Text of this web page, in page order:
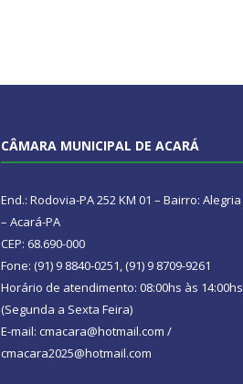
CÂMARA MUNICIPAL DE ACARÁ
End.: Rodovia-PA 252 KM 01 – Bairro: Alegria
– Acará-PA
CEP: 68.690-000
Fone: (91) 9 8840-0251, (91) 9 8709-9261
Horário de atendimento: 08:00hs às 14:00hs
(Segunda a Sexta Feira)
E-mail: cmacara@hotmail.com /
cmacara2025@hotmail.com